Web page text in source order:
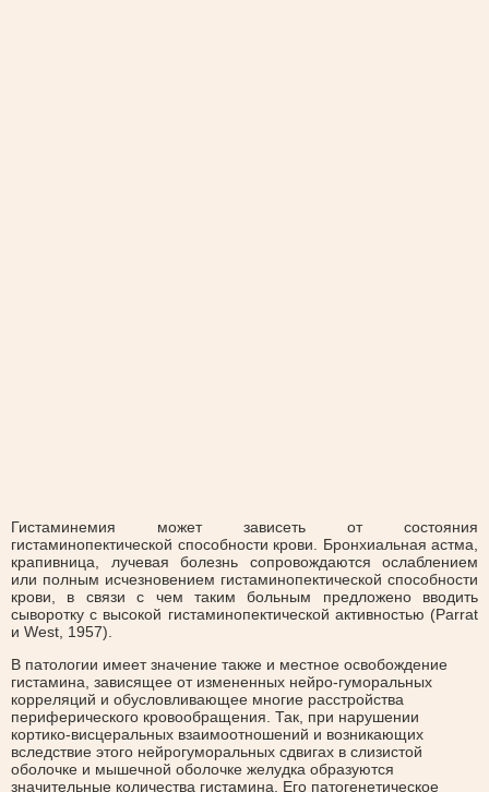
Гистаминемия может зависеть от состояния
гистаминопектической способности крови. Бронхиальная астма,
крапивница, лучевая болезнь сопровождаются ослаблением
или полным исчезновением гистаминопектической способности
крови, в связи с чем таким больным предложено вводить
сыворотку с высокой гистаминопектической активностью (Parrat
и West, 1957).
В патологии имеет значение также и местное освобождение
гистамина, зависящее от измененных нейро-гуморальных
корреляций и обусловливающее многие расстройства
периферического кровообращения. Так, при нарушении
кортико-висцеральных взаимоотношений и возникающих
вследствие этого нейрогуморальных сдвигах в слизистой
оболочке и мышечной оболочке желудка образуются
значительные количества гистамина. Его патогенетическое